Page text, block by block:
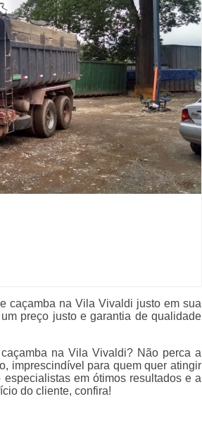
caçamba na Vila Vivaldi justo em sua
preço justo e garantia de qualidade
na Vila Vivaldi? Não perca a
imprescindível para quem quer atingir
em ótimos resultados e a
do cliente, confira!